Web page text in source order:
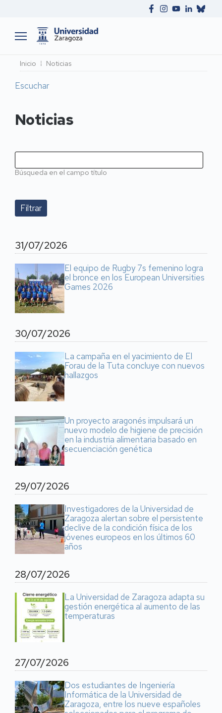
Ruta
de
navegación
Inicio Noticias
Escuchar
Noticias
Búsqueda en el campo título
31/07/2026
El equipo de Rugby 7s femenino logra
el bronce en los European Universities
Games 2026
30/07/2026
La campaña en el yacimiento de El
Forau de la Tuta concluye con nuevos
hallazgos
Un proyecto aragonés impulsará un
nuevo modelo de higiene de precisión
en la industria alimentaria basado en
secuenciación genética
29/07/2026
Investigadores de la Universidad de
Zaragoza alertan sobre el persistente
declive de la condición física de los
jóvenes europeos en los últimos 60
años
28/07/2026
La Universidad de Zaragoza adapta su
gestión energética al aumento de las
temperaturas
27/07/2026
Dos estudiantes de Ingeniería
Informática de la Universidad de
Zaragoza, entre los nueve españoles